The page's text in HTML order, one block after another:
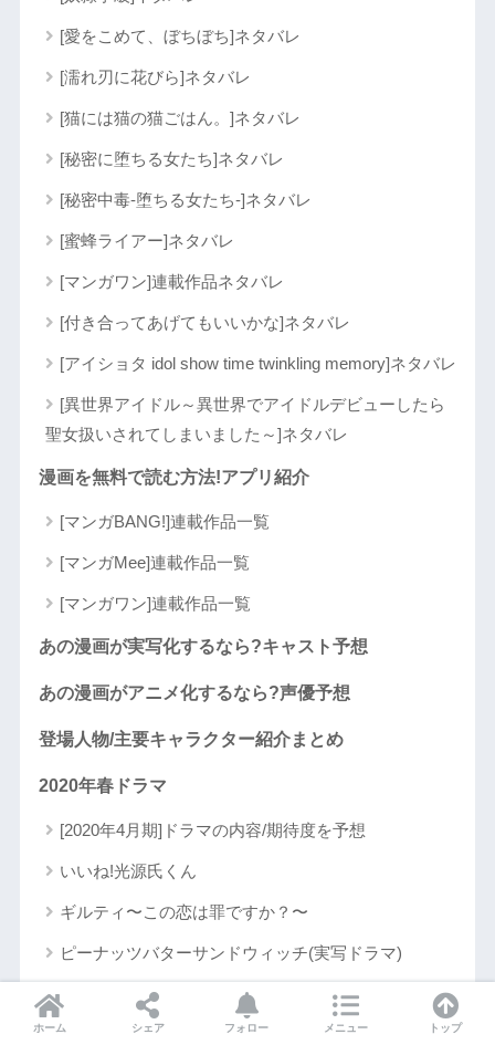
[愛をこめて、ぼちぼち]ネタバレ
[濡れ刃に花びら]ネタバレ
[猫には猫の猫ごはん。]ネタバレ
[秘密に堕ちる女たち]ネタバレ
[秘密中毒-堕ちる女たち-]ネタバレ
[蜜蜂ライアー]ネタバレ
[マンガワン]連載作品ネタバレ
[付き合ってあげてもいいかな]ネタバレ
[アイショタ idol show time twinkling memory]ネタバレ
[異世界アイドル～異世界でアイドルデビューしたら
聖女扱いされてしまいました～]ネタバレ
漫画を無料で読む方法!アプリ紹介
[マンガBANG!]連載作品一覧
[マンガMee]連載作品一覧
[マンガワン]連載作品一覧
あの漫画が実写化するなら?キャスト予想
あの漫画がアニメ化するなら?声優予想
登場人物/主要キャラクター紹介まとめ
2020年春ドラマ
[2020年4月期]ドラマの内容/期待度を予想
いいね!光源氏くん
ギルティ〜この恋は罪ですか？〜
ピーナッツバターサンドウィッチ(実写ドラマ)
私の家政夫ナギサさん
美食探偵明智五郎(実写ドラマ)
ホーム シェア フォロー メニュー トップ